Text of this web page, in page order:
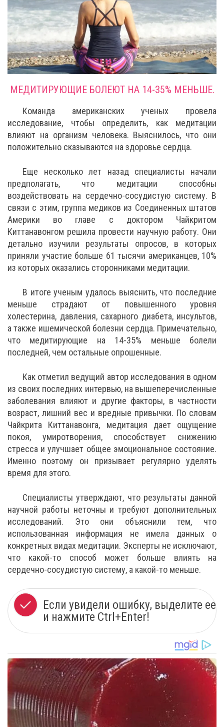
МЕДИТИРУЮЩИЕ БОЛЕЮТ НА 14-35% МЕНЬШЕ.
Команда американских ученых провела
исследование, чтобы определить, как медитации
влияют на организм человека. Выяснилось, что они
положительно сказываются на здоровье сердца.
Еще несколько лет назад специалисты начали
предполагать, что медитации способны
воздействовать на сердечно-сосудистую систему. В
связи с этим, группа медиков из Соединенных штатов
Америки во главе с доктором Чайкритом
Киттанавонгом решила провести научную работу. Они
детально изучили результаты опросов, в которых
приняли участие больше 61 тысячи американцев, 10%
из которых оказались сторонниками медитации.
В итоге ученым удалось выяснить, что последние
меньше страдают от повышенного уровня
холестерина, давления, сахарного диабета, инсультов,
а также ишемической болезни сердца. Примечательно,
что медитирующие на 14-35% меньше болели
последней, чем остальные опрошенные.
Как отметил ведущий автор исследования в одном
из своих последних интервью, на вышеперечисленные
заболевания влияют и другие факторы, в частности
возраст, лишний вес и вредные привычки. По словам
Чайкрита Киттанавонга, медитация дает ощущение
покоя, умиротворения, способствует снижению
стресса и улучшает общее эмоциональное состояние.
Именно поэтому он призывает регулярно уделять
время для этого.
Специалисты утверждают, что результаты данной
научной работы неточны и требуют дополнительных
исследований. Это они объяснили тем, что
использованная информация не имела данных о
конкретных видах медитации. Эксперты не исключают,
что какой-то способ может больше влиять на
сердечно-сосудистую систему, а какой-то меньше.
Если увидели ошибку, выделите ее
и нажмите Ctrl+Enter!